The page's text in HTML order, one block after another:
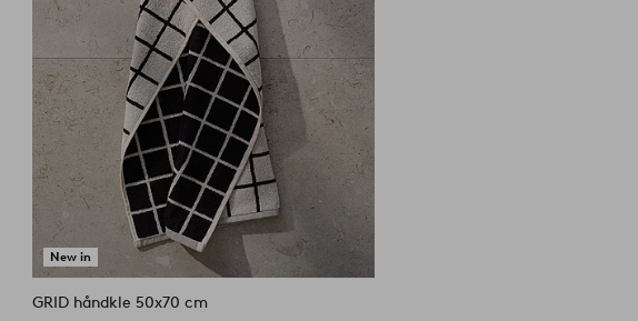
New in
GRID håndkle 50x70 cm